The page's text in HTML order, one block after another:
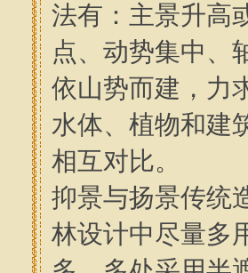
法有：主景升高
点、动势集中、
依山势而建，力
水体、植物和建
相互对比。
抑景与扬景传统
林设计中尽量多